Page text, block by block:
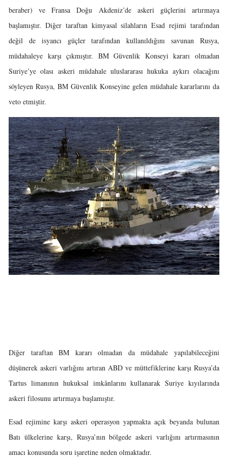
beraber) ve Fransa Doğu Akdeniz’de askeri güçlerini artırmaya
başlamıştır. Diğer taraftan kimyasal silahların Esad rejimi tarafından
değil de isyancı güçler tarafından kullanıldığını savunan Rusya,
müdahaleye karşı çıkmıştır. BM Güvenlik Konseyi kararı olmadan
Suriye’ye olası askeri müdahale uluslararası hukuka aykırı olacağını
söyleyen Rusya, BM Güvenlik Konseyine gelen müdahale kararlarını da
veto etmiştir.
Diğer taraftan BM kararı olmadan da müdahale yapılabileceğini
düşünerek askeri varlığını artıran ABD ve müttefiklerine karşı Rusya’da
Tartus limanının hukuksal imkânlarını kullanarak Suriye kıyılarında
askeri filosunu artırmaya başlamıştır.
Esad rejimine karşı askeri operasyon yapmakta açık beyanda bulunan
Batı ülkelerine karşı, Rusya’nın bölgede askeri varlığını artırmasının
amacı konusunda soru işaretine neden olmaktadır.